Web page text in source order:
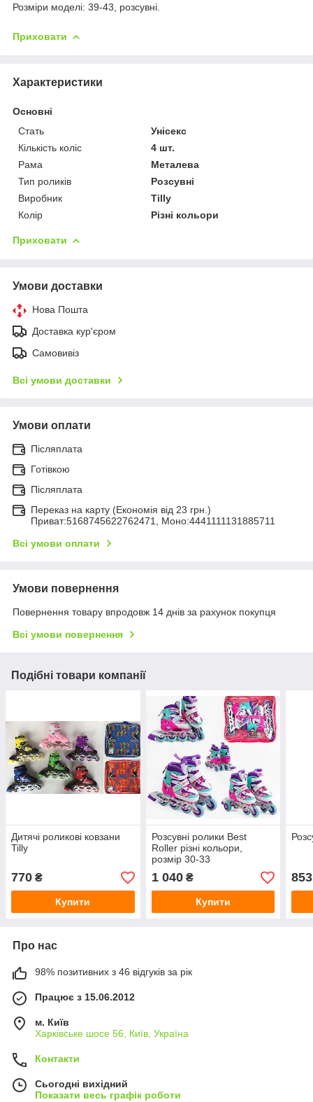
Розміри моделі: 39-43, розсувні.
Приховати
Характеристики
Основні
Стать
Унісекс
Кількість коліс
4 шт.
Рама
Металева
Тип роликів
Розсувні
Виробник
Tilly
Колір
Різні кольори
Приховати
Умови доставки
Нова Пошта
Доставка кур'єром
Самовивіз
Всі умови доставки
Умови оплати
Післяплата
Готівкою
Післяплата
Переказ на карту (Економія від 23 грн.)
Приват:5168745622762471, Моно:4441111131885711
Всі умови оплати
Умови повернення
Повернення товару впродовж 14 днів за рахунок покупця
Всі умови повернення
Подібні товари компанії
Дитячі роликові ковзани
Tilly
770 ₴
Купити
Розсувні ролики Best
Roller різні кольори,
розмір 30-33
1 040₴
Купити
Про нас
98% позитивних з 46 відгуків за рік
Працює з 15.06.2012
м. Київ
Харківське шосе 56, Київ, Україна
Контакти
Сьогодні вихідний
Показати весь графік роботи